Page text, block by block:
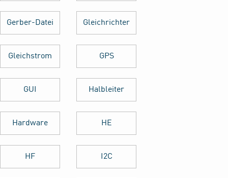
Gerber-Datei Gleichrichter
Gleichstrom GPS
GUI Halbleiter
Hardware HE
HF I2C